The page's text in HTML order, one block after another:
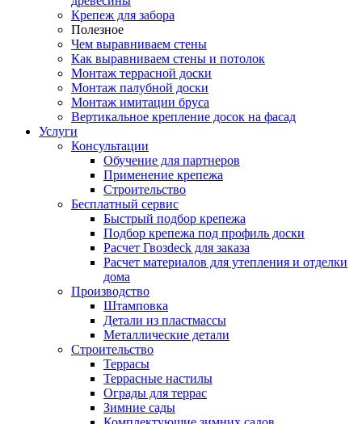
Крепеж для забора
Полезное
Чем выравниваем стены
Как выравниваем стены и потолок
Монтаж террасной доски
Монтаж палубной доски
Монтаж имитации бруса
Вертикальное крепление досок на фасад
Услуги
Консультации
Обучение для партнеров
Применение крепежа
Строительство
Бесплатный сервис
Быстрый подбор крепежа
Подбор крепежа под профиль доски
Расчет Гвозdeck для заказа
Расчет материалов для утепления и отделки
дома
Производство
Штамповка
Детали из пластмассы
Металлические детали
Строительство
Террасы
Террасные настилы
Ограды для террас
Зимние сады